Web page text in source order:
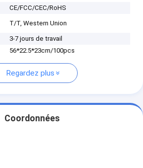
CE/FCC/CEC/RoHS
T/T, Western Union
3-7 jours de travail
56*22.5*23cm/100pcs
Regardez plus
Coordonnées